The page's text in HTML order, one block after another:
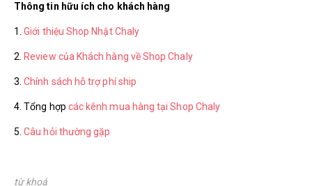
Thông tin hữu ích cho khách hàng
1.Giới thiệu Shop Nhật Chaly
2. Review của Khách hàng về Shop Chaly
3.Chính sách hỗ trợ phí ship
4. Tổng hợp các kênh mua hàng tại Shop Chaly
5.Câu hỏi thường gặp
từ khoá